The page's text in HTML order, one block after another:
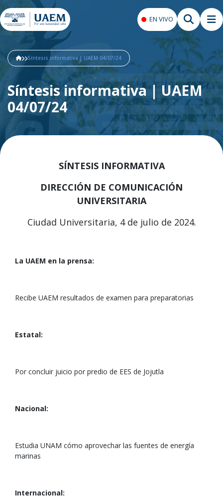
EN VIVO
Síntesis informativa | UAEM 04/07/24
Síntesis informativa | UAEM
04/07/24
SÍNTESIS INFORMATIVA
DIRECCIÓN DE COMUNICACIÓN
UNIVERSITARIA
Ciudad Universitaria, 4 de julio de 2024.
La UAEM en la prensa:
Recibe UAEM resultados de examen para preparatorias
Estatal:
Por concluir juicio por predio de EES de Jojutla
Nacional:
Estudia UNAM cómo aprovechar las fuentes de energía
marinas
Internacional: